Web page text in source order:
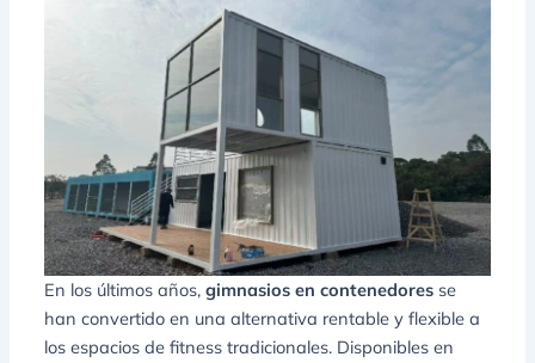
En los últimos años,gimnasios en contenedores se
han convertido en una alternativa rentable y flexible a
los espacios de fitness tradicionales. Disponibles en